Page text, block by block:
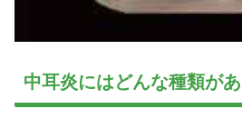
中耳炎にはどんな種類が